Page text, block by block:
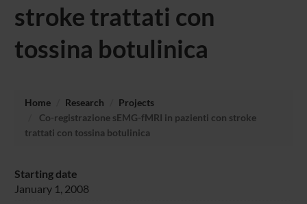
stroke trattati con
tossina botulinica
Home Research
Projects
Co-registrazione sEMG-fMRI in pazienti con stroke
trattati con tossina botulinica
Starting date
January 1, 2008